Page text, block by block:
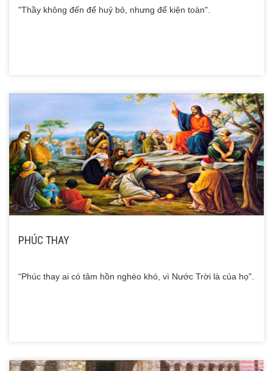
"Thầy không đến để huỷ bỏ, nhưng để kiện toàn".
PHÚC THAY
“Phúc thay ai có tâm hồn nghèo khó, vì Nước Trời là của họ".